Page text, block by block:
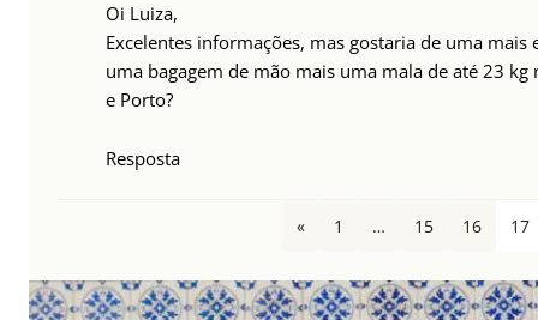
Oi Luiza,
Excelentes informações, mas gostaria de uma mais
uma bagagem de mão mais uma mala de até 23
e Porto?
Resposta
« 1 … 15 16 17